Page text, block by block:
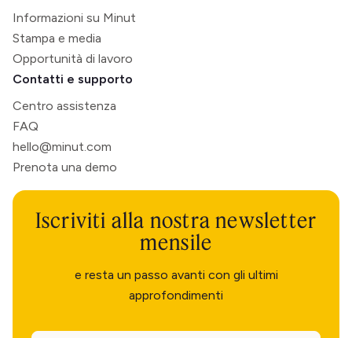
Informazioni su Minut
Stampa e media
Opportunità di lavoro
Contatti e supporto
Centro assistenza
FAQ
hello@minut.com
Prenota una demo
Iscriviti alla nostra newsletter
mensile
e resta un passo avanti con gli ultimi
approfondimenti